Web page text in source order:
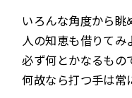
いろんな角度から眺
人の知恵も借りてみ
必ず何とかなるもの
何故なら打つ手は常